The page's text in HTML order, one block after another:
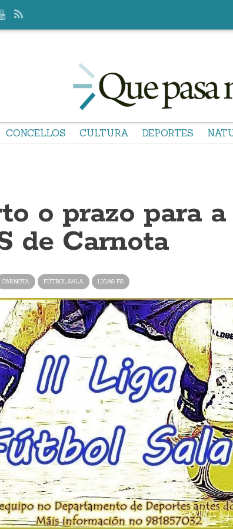
CONCELLOS CULTURA DEPORTES
o prazo para
de Carnota
CARNOTA FÚTBOL SALA LIGAS FS